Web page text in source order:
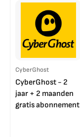
CyberGhost
CyberGhost - 2
jaar + 2 maanden
gratis abonnement